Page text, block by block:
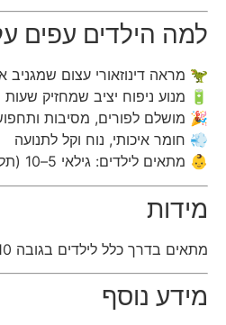
למה הילדים עפים
🦖 מראה דינוזאורי עצום שמגניב
🔋 מנוע ניפוח יציב שמחזיק שעות
🎉 מושלם לפורים, מסיבות
💨 חומר איכותי, נוח וקל לתנועה
👶 מתאים לילדים: גילאי 5–10 (תלוי בגובה)
מידות
מתאים בדרך כלל לילדים בגובה 110–140 ס״מ.
מידע נוסף